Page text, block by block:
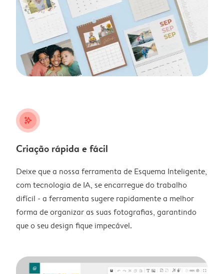
stars_plus
Criação rápida e fácil
Deixe que a nossa ferramenta de Esquema Inteligente,
com tecnologia de IA, se encarregue do trabalho
difícil - a ferramenta sugere rapidamente a melhor
forma de organizar as suas fotografias, garantindo
que o seu design fique impecável.